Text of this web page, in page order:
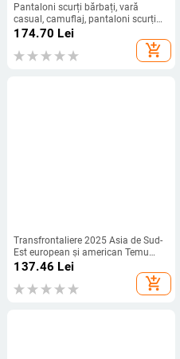
Pantaloni scurți bărbați, vară
casual, camuflaj, pantaloni scurți
pentru bărbați, stil american, pliuri,
îmbrăcăminte exterioară la modă,
tineret la modă
174.70 Lei
add_shopping_cart
Transfrontaliere 2025 Asia de Sud-
Est european și american Temu
pantaloni tactici X9 din pânză în
carouri antrenament stretch casual
esențial multi-clapă buzunare
137.46 Lei
add_shopping_cart